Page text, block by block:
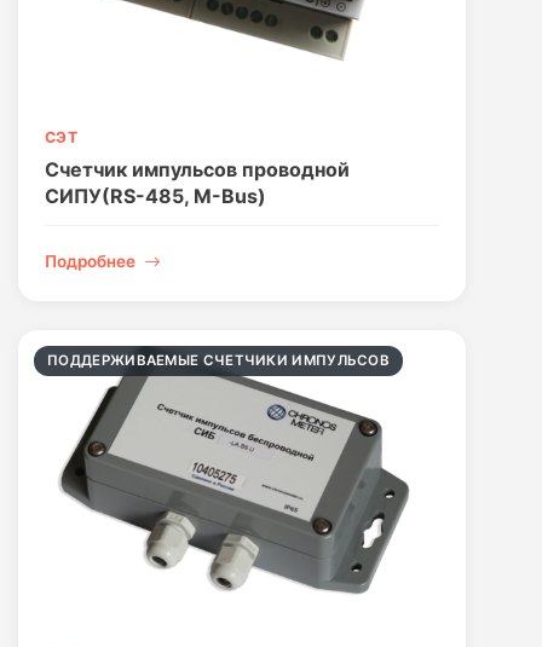
СЭТ
Счетчик импульсов проводной
СИПУ(RS-485, M-Bus)
Подробнее
ПОДДЕРЖИВАЕМЫЕ СЧЕТЧИКИ ИМПУЛЬСОВ